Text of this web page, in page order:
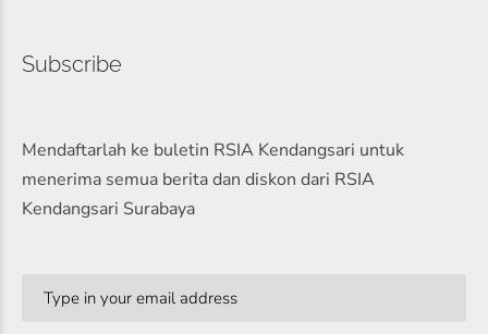
Subscribe
Mendaftarlah ke buletin RSIA Kendangsari untuk
menerima semua berita dan diskon dari RSIA
Kendangsari Surabaya